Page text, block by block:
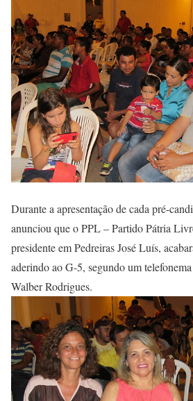
Durante a apresentação de cada pré-
anunciou que o PPL – Partido Pátria
presidente em Pedreiras José Luís,
aderindo ao G-5, segundo um
Walber Rodrigues.